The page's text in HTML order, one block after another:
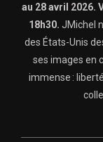
au 28 avril 2026.
18h30. JMichel
des États-Unis
ses images en
immense :